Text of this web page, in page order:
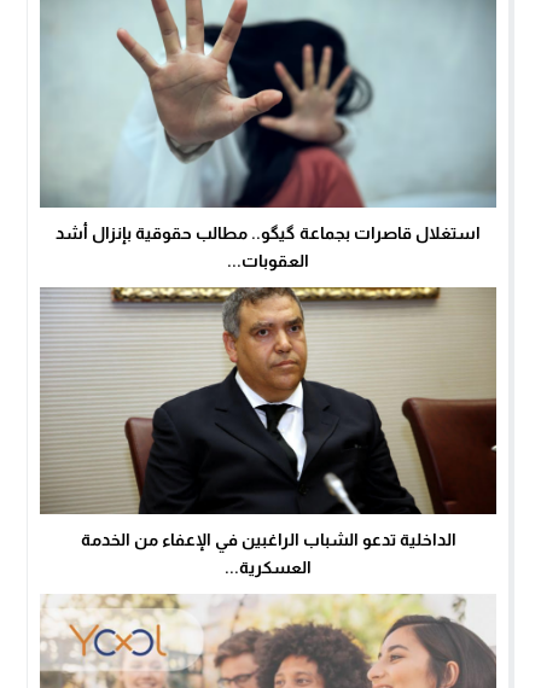
استغلال قاصرات بجماعة گيگو.. مطالب حقوقية بإنزال أشد
العقوبات...
الداخلية تدعو الشباب الراغبين في الإعفاء من الخدمة
العسكرية...